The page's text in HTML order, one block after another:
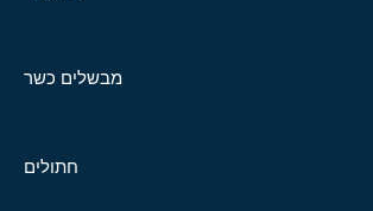
מבשלים כשר
חתולים